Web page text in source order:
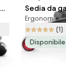
Sedia da
Size: Nero-
(1)
Disponibile